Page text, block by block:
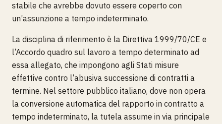
stabile che avrebbe dovuto essere coperto con
un’assunzione a tempo indeterminato.
La disciplina di riferimento è la Direttiva 1999/70/CE e
l’Accordo quadro sul lavoro a tempo determinato ad
essa allegato, che impongono agli Stati misure
effettive contro l’abusiva successione di contratti a
termine. Nel settore pubblico italiano, dove non opera
la conversione automatica del rapporto in contratto a
tempo indeterminato, la tutela assume in via principale